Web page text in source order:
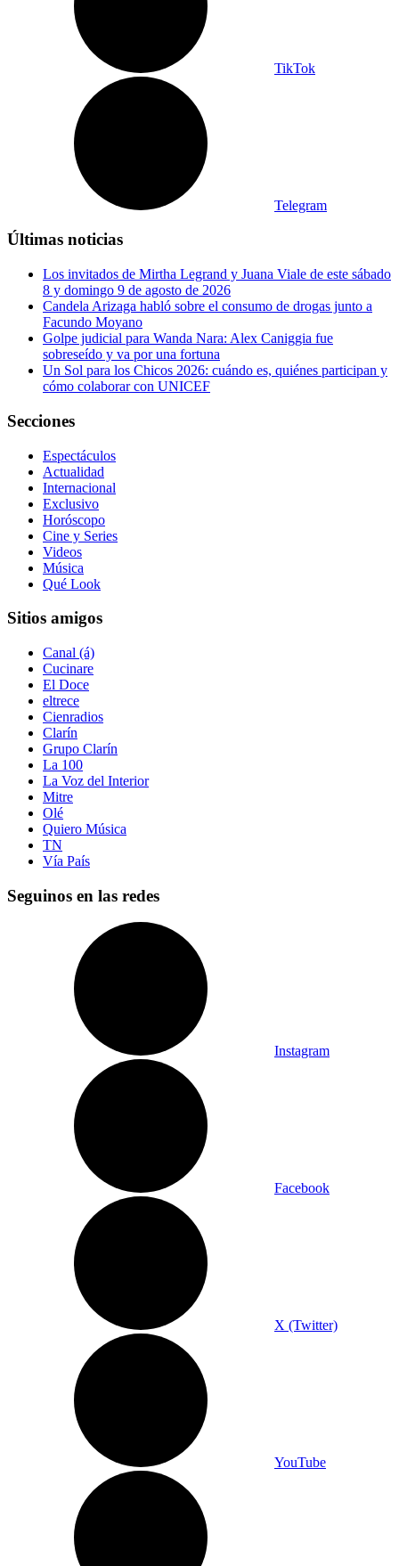
TikTok
Telegram
Últimas noticias
Los invitados de Mirtha Legrand y Juana Viale de este sábado
8 y domingo 9 de agosto de 2026
Candela Arizaga habló sobre el consumo de drogas junto a
Facundo Moyano
Golpe judicial para Wanda Nara: Alex Caniggia fue
sobreseído y va por una fortuna
Un Sol para los Chicos 2026: cuándo es, quiénes participan y
cómo colaborar con UNICEF
Secciones
Espectáculos
Actualidad
Internacional
Exclusivo
Horóscopo
Cine y Series
Videos
Música
Qué Look
Sitios amigos
Canal (á)
Cucinare
El Doce
eltrece
Cienradios
Clarín
Grupo Clarín
La 100
La Voz del Interior
Mitre
Olé
Quiero Música
TN
Vía País
Seguinos en las redes
Instagram
Facebook
X (Twitter)
YouTube